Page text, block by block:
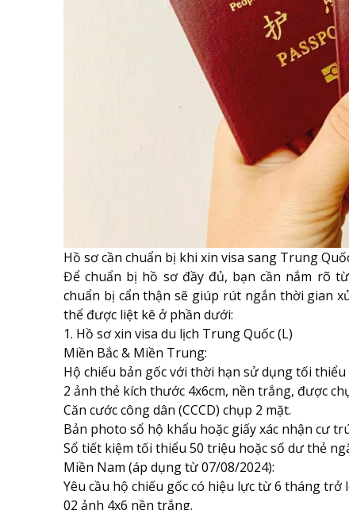
Hồ sơ cần chuẩn bị khi xin visa sang Trung
Để chuẩn bị hồ sơ đầy đủ, bạn cần nắm rõ
chuẩn bị cẩn thận sẽ giúp rút ngắn thời gian
thể được liệt kê ở phần dưới:
1. Hồ sơ xin visa du lịch Trung Quốc (L)
Miền Bắc & Miền Trung:
Hộ chiếu bản gốc với thời hạn sử dụng tối thiểu
2 ảnh thẻ kích thước 4x6cm, nền trắng, được
Căn cước công dân (CCCD) chụp 2 mặt.
Bản photo sổ hộ khẩu hoặc giấy xác nhận cư
Sổ tiết kiệm tối thiểu 50 triệu hoặc số dư thẻ
Miền Nam (áp dụng từ 07/08/2024):
Yêu cầu hộ chiếu gốc có hiệu lực từ 6 tháng trở
02 ảnh 4x6 nền trắng.